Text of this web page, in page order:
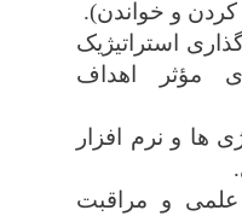
و خواندن).
استراتیژیک
مؤثر اهداف
ها و نرم افزار
.
علمی و مراقبت